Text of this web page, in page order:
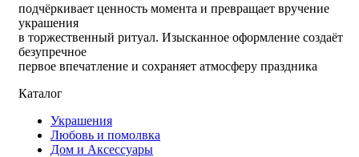
подчёркивает ценность момента и превращает вручение
украшения
в торжественный ритуал. Изысканное оформление создаёт
безупречное
первое впечатление и сохраняет атмосферу праздника
Каталог
Украшения
Любовь и помолвка
Дом и Аксессуары